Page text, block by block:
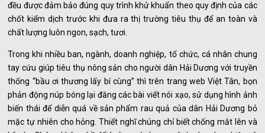
đều được đảm bảo đúng quy trình khử khuẩn theo quy định của các
chốt kiểm dịch trước khi đưa ra thị trường tiêu thụ để an toàn và
chất lượng luôn ngon, sạch, tươi.
Trong khi nhiều ban, ngành, doanh nghiệp, tổ chức, cá nhân chung
tay cứu giúp tiêu thụ nông sản cho người dân Hải Dương với truyền
thống “bầu ơi thương lấy bí cùng” thì trên trang web Việt Tân, bọn
phản động núp bóng lại đăng các bài viết nói xạo, sử dụng hình ảnh
biến thái để diễn quá về sản phẩm rau quả của dân Hải Dương bỏ
mặc tự nhiên cho hỏng. Thiết nghĩ chúng chỉ biết chống mắt lên và